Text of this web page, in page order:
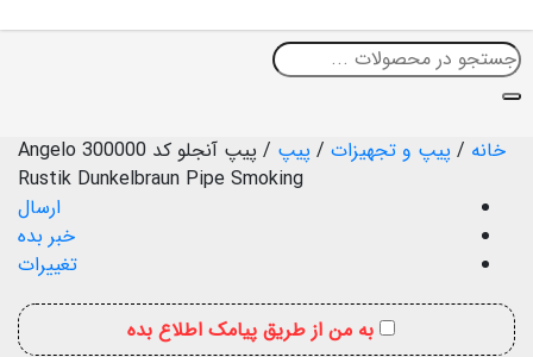
خانه / پیپ و تجهیزات / پیپ /
پیپ آنجلو کد 300000 Angelo
Rustik Dunkelbraun Pipe Smoking
ارسال
خبر بده
تغییرات
به من از طریق پیامک اطلاع بده